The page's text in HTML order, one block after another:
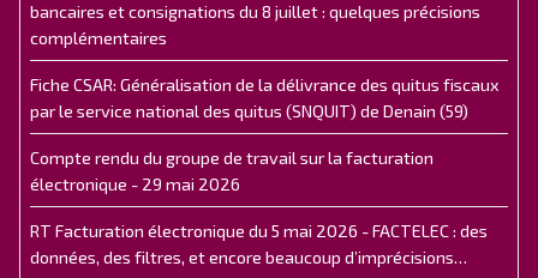
bancaires et consignations du 8 juillet : quelques précisions
complémentaires
Fiche CSAR: Généralisation de la délivrance des quitus fiscaux
par le service national des quitus (SNQUIT) de Denain (59)
Compte rendu du groupe de travail sur la facturation
électronique - 29 mai 2026
RT Facturation électronique du 5 mai 2026 - FACTELEC : des
données, des filtres, et encore beaucoup d’imprécisions…